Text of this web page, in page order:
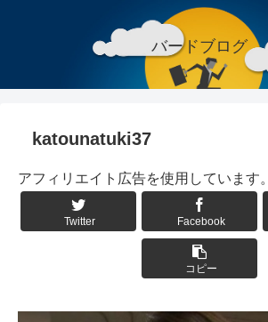
バードブログ
katounatuki37
アフィリエイト広告を使用しています。
Twitter Facebook
コピー